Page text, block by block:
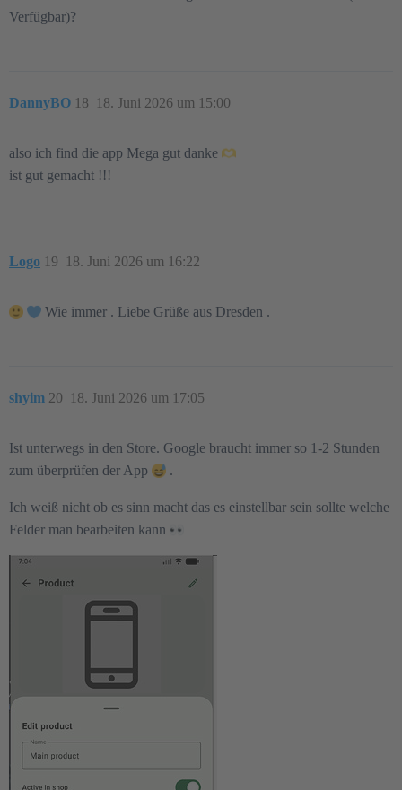
Verfügbar)?
DannyBO 18. Juni 2026 um 15:00
18
also ich find die app Mega gut danke
ist gut gemacht !!!
Logo 18. Juni 2026 um 16:22
19
Wie immer . Liebe Grüße aus Dresden .
shyim 18. Juni 2026 um 17:05
20
Ist unterwegs in den Store. Google braucht immer so 1-2 Stunden
zum überprüfen der App
.
Ich weiß nicht ob es sinn macht das es einstellbar sein sollte welche
Felder man bearbeiten kann